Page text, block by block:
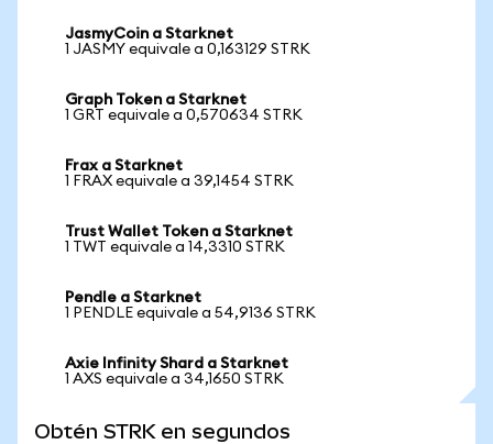
JasmyCoin a Starknet
1 JASMY equivale a 0,163129 STRK
Graph Token a Starknet
1 GRT equivale a 0,570634 STRK
Frax a Starknet
1 FRAX equivale a 39,1454 STRK
Trust Wallet Token a Starknet
1 TWT equivale a 14,3310 STRK
Pendle a Starknet
1 PENDLE equivale a 54,9136 STRK
Axie Infinity Shard a Starknet
1 AXS equivale a 34,1650 STRK
Obtén STRK en segundos